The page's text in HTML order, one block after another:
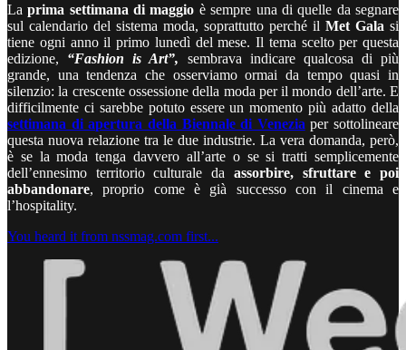
Laprima settimana di maggio è sempre una di quelle da segnare
sul calendario del sistema moda, soprattutto perché il Met Gala si
tiene ogni anno il primo lunedì del mese. Il tema scelto per questa
edizione, “Fashion is Art”, sembrava indicare qualcosa di più
grande, una tendenza che osserviamo ormai da tempo quasi in
silenzio: la crescente ossessione della moda per il mondo dell’arte. E
difficilmente ci sarebbe potuto essere un momento più adatto della
settimana di apertura della Biennale di Venezia per sottolineare
questa nuova relazione tra le due industrie. La vera domanda, però,
è se la moda tenga davvero all’arte o se si tratti semplicemente
dell’ennesimo territorio culturale da assorbire, sfruttare e poi
abbandonare, proprio come è già successo con il cinema e
l’hospitality.
You heard it from nssmag.com first...